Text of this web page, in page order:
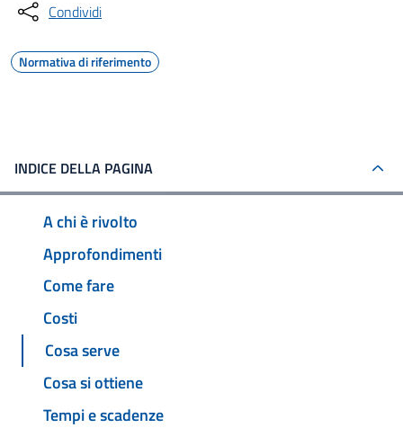
Condividi
Normativa di riferimento
INDICE DELLA PAGINA
A chi è rivolto
Approfondimenti
Come fare
Costi
Cosa serve
Cosa si ottiene
Tempi e scadenze